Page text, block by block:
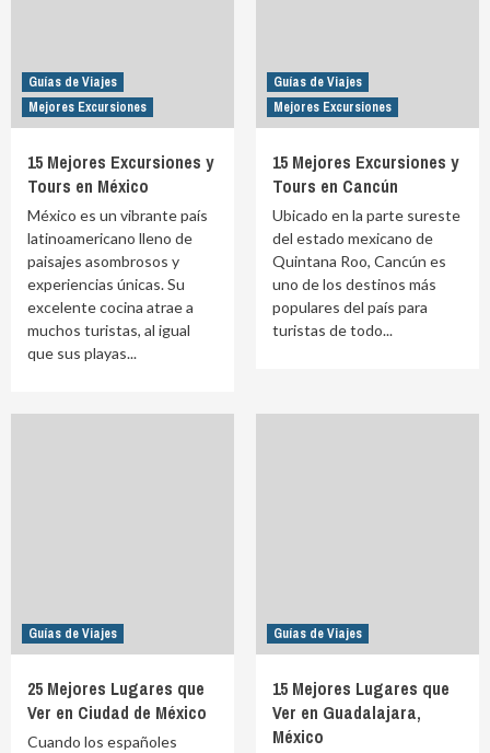
Guías de Viajes
Mejores Excursiones
15 Mejores Excursiones y
Tours en México
México es un vibrante país
latinoamericano lleno de
paisajes asombrosos y
experiencias únicas. Su
excelente cocina atrae a
muchos turistas, al igual
que sus playas...
Guías de Viajes
Mejores Excursiones
15 Mejores Excursiones y
Tours en Cancún
Ubicado en la parte sureste
del estado mexicano de
Quintana Roo, Cancún es
uno de los destinos más
populares del país para
turistas de todo...
Guías de Viajes
25 Mejores Lugares que
Ver en Ciudad de México
Cuando los españoles
Guías de Viajes
15 Mejores Lugares que
Ver en Guadalajara,
México